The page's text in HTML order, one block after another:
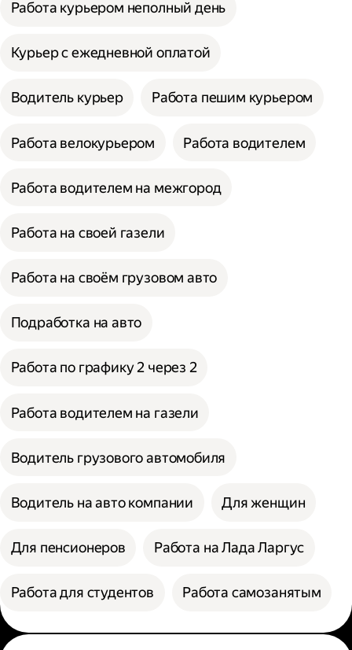
Работа курьером неполный день
Курьер с ежедневной оплатой
Водитель курьер Работа пешим курьером
Работа велокурьером Работа водителем
Работа водителем на межгород
Работа на своей газели
Работа на своём грузовом авто
Подработка на авто
Работа по графику 2 через 2
Работа водителем на газели
Водитель грузового автомобиля
Водитель на авто компании Для женщин
Для пенсионеров Работа на Лада Ларгус
Работа для студентов Работа самозанятым